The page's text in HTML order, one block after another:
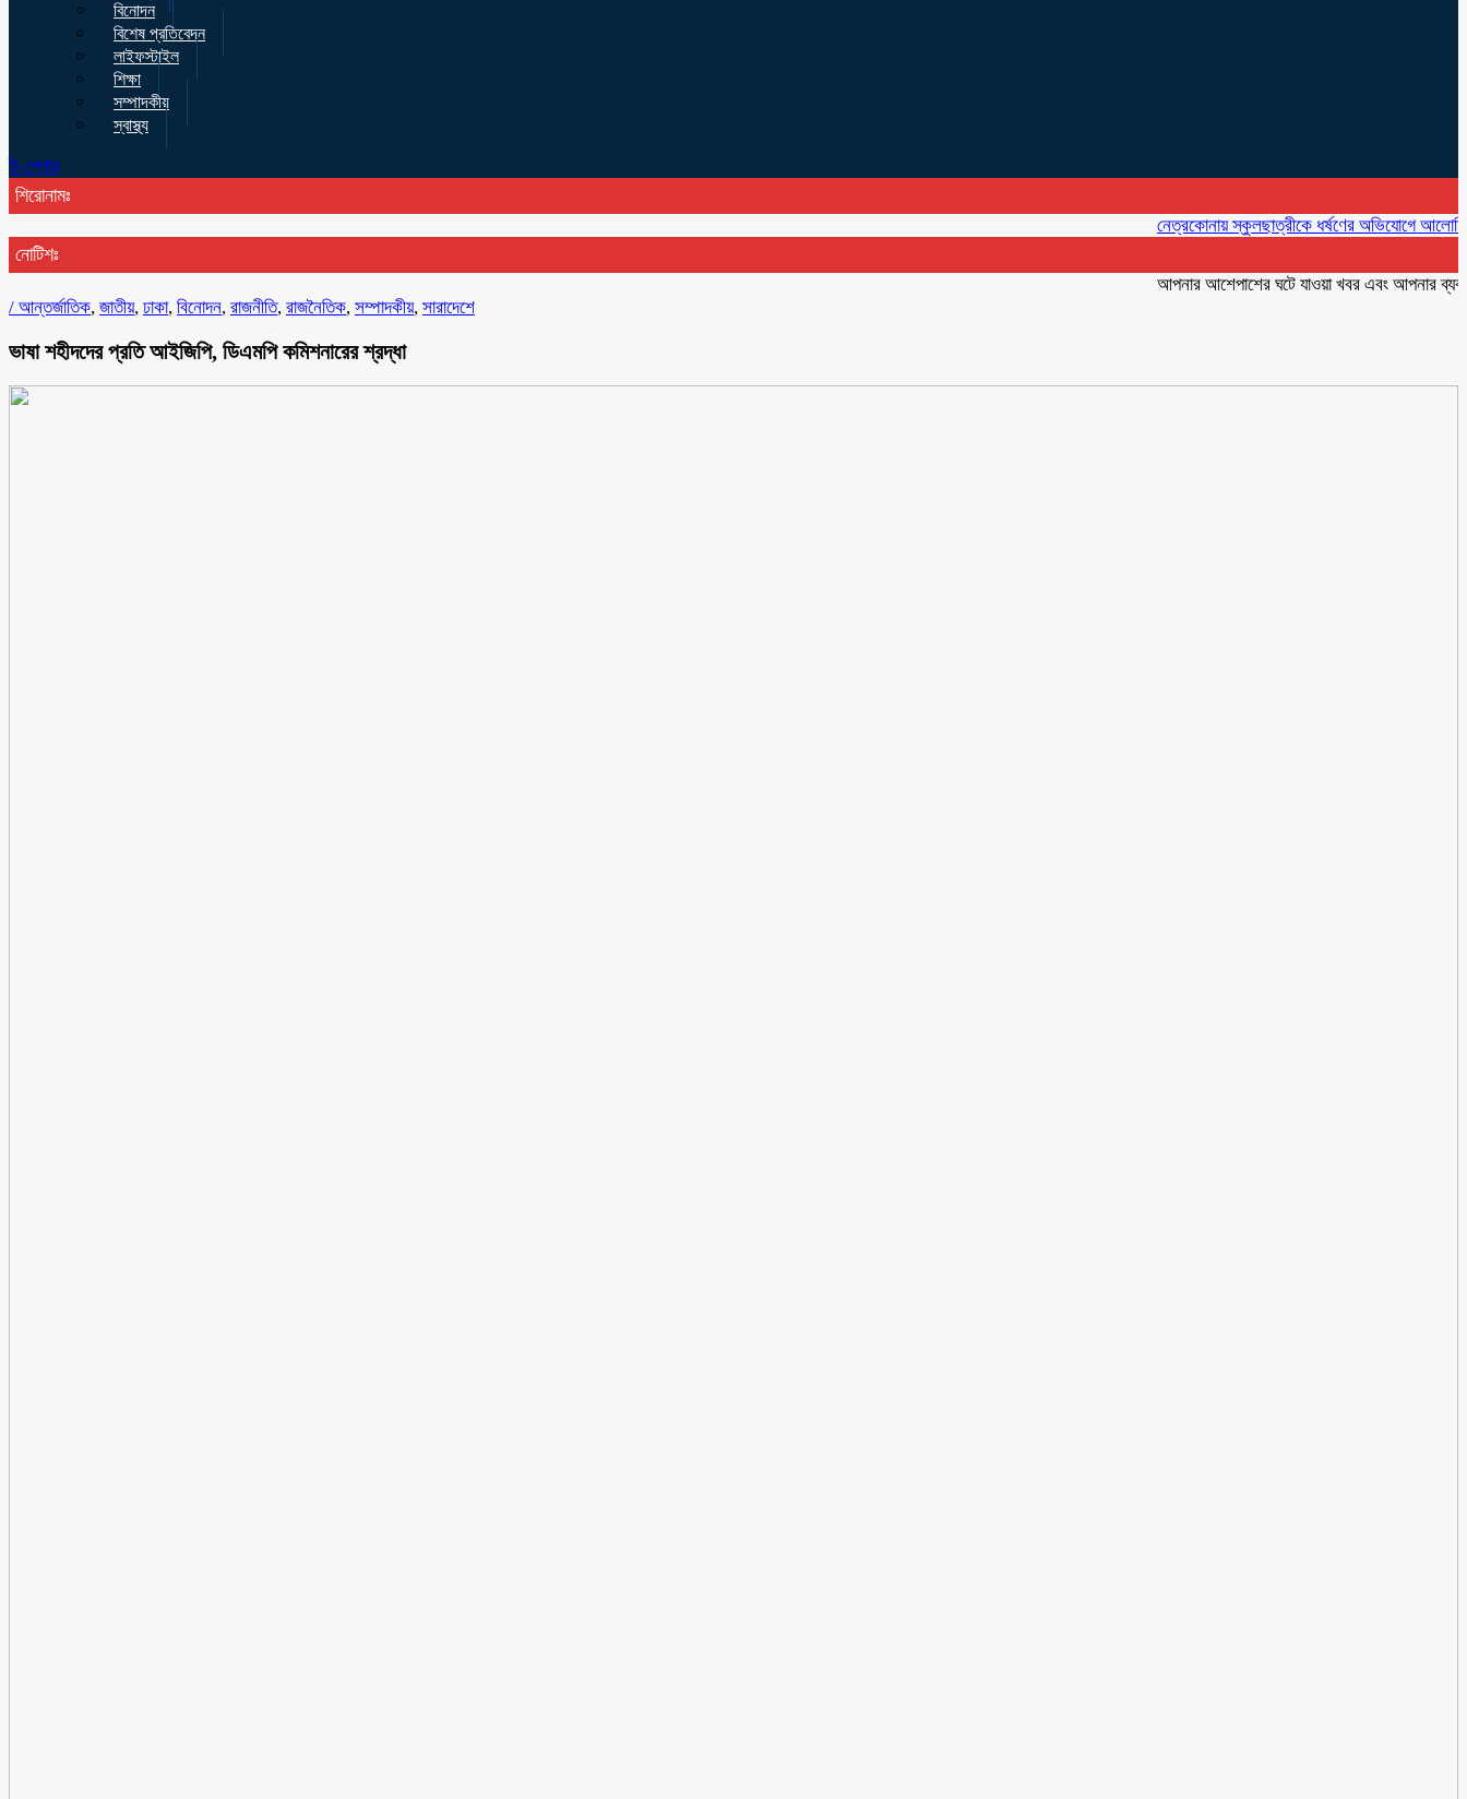
বিনোদন
বিশেষ প্রতিবেদন
লাইফস্টাইল
শিক্ষা
সম্পাদকীয়
স্বাস্থ্য
ই-পেপার
শিরোনামঃ
নেত্রকোনায় স্কুলছাত্রীকে ধর্ষণের অভিযোগে আলোচিত
নোটিশঃ
আপনার আশেপাশের ঘটে যাওয়া খবর এবং আপনার ব্যবসার
/ আন্তর্জাতিক, জাতীয়, ঢাকা, বিনোদন, রাজনীতি, রাজনৈতিক, সম্পাদকীয়, সারাদেশে
ভাষা শহীদদের প্রতি আইজিপি, ডিএমপি কমিশনারের শ্রদ্ধা